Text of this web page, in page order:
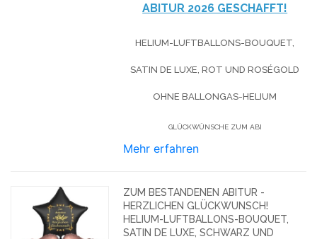
ABITUR 2026 GESCHAFFT!
HELIUM-LUFTBALLONS-BOUQUET,
SATIN DE LUXE, ROT UND ROSÉGOLD
OHNE BALLONGAS-HELIUM
GLÜCKWÜNSCHE ZUM ABI
Mehr erfahren
ZUM BESTANDENEN ABITUR -
HERZLICHEN GLÜCKWUNSCH!
HELIUM-LUFTBALLONS-BOUQUET,
SATIN DE LUXE, SCHWARZ UND